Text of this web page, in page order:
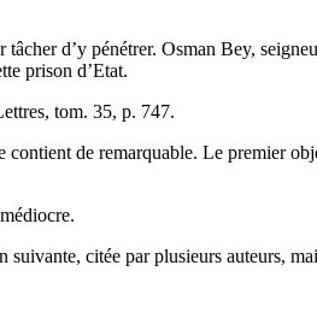
d’y pénétrer. Osman Bey,
prison d’Etat.
tom. 35, p. 747.
contient de remarquable. Le premier
citée par plusieurs auteurs,